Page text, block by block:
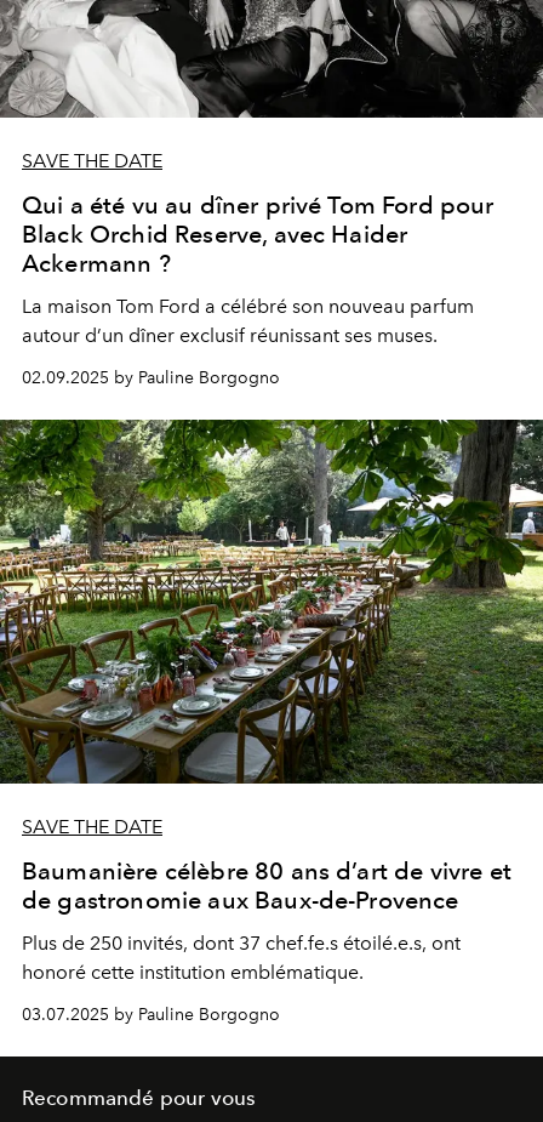
SAVE THE DATE
Qui a été vu au dîner privé Tom Ford pour
Black Orchid Reserve, avec Haider
Ackermann ?
La maison Tom Ford a célébré son nouveau parfum
autour d’un dîner exclusif réunissant ses muses.
02.09.2025 by Pauline Borgogno
SAVE THE DATE
Baumanière célèbre 80 ans d’art de vivre et
de gastronomie aux Baux-de-Provence
Plus de 250 invités, dont 37 chef.fe.s étoilé.e.s, ont
honoré cette institution emblématique.
03.07.2025 by Pauline Borgogno
Recommandé pour vous